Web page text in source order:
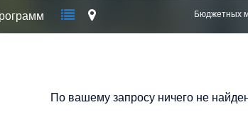
Бюджетных
По вашему запросу ничего не